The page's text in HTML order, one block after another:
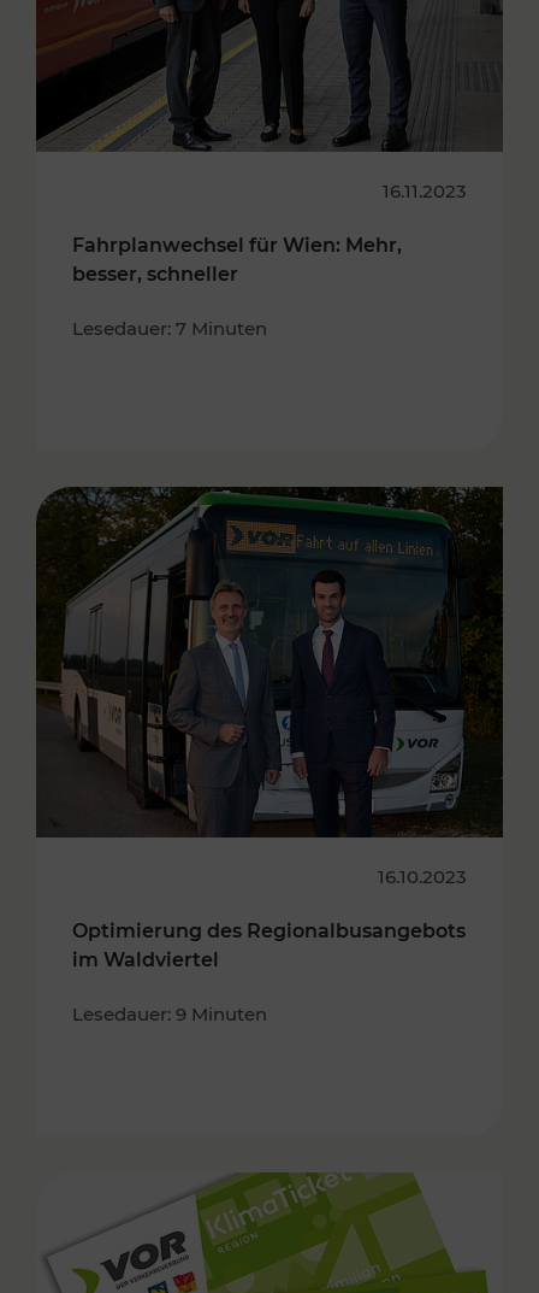
16.11.2023
Fahrplanwechsel für Wien: Mehr,
besser, schneller
Lesedauer: 7 Minuten
16.10.2023
Optimierung des Regionalbusangebots
im Waldviertel
Lesedauer: 9 Minuten